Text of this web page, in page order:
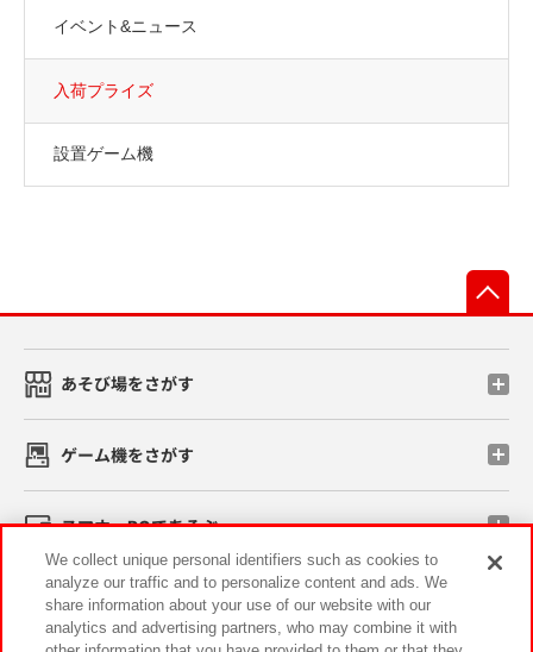
イベント&ニュース
入荷プライズ
設置ゲーム機
あそび場をさがす
ゲーム機をさがす
スマホ・PCであそぶ
イベント・キャンペーン
We collect unique personal identifiers such as cookies to
analyze our traffic and to personalize content and ads. We
share information about your use of our website with our
analytics and advertising partners, who may combine it with